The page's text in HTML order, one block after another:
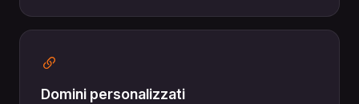
Domini personalizzati